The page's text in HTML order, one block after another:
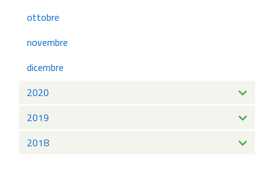
ottobre
novembre
dicembre
2020
2019
2018